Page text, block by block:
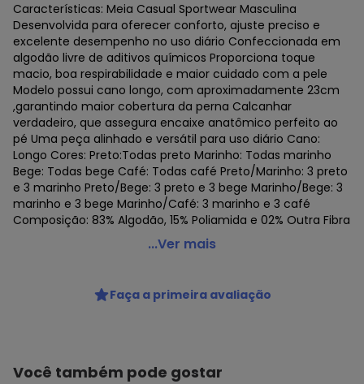
Características: Meia Casual Sportwear Masculina
Desenvolvida para oferecer conforto, ajuste preciso e
excelente desempenho no uso diário Confeccionada em
algodão livre de aditivos químicos Proporciona toque
macio, boa respirabilidade e maior cuidado com a pele
Modelo possui cano longo, com aproximadamente 23cm
,garantindo maior cobertura da perna Calcanhar
verdadeiro, que assegura encaixe anatômico perfeito ao
pé Uma peça alinhado e versátil para uso diário Cano:
Longo Cores: Preto:Todas preto Marinho: Todas marinho
Bege: Todas bege Café: Todas café Preto/Marinho: 3 preto
e 3 marinho Preto/Bege: 3 preto e 3 bege Marinho/Bege: 3
marinho e 3 bege Marinho/Café: 3 marinho e 3 café
Composição: 83% Algodão, 15% Poliamida e 02% Outra Fibra
Lupo - Kit com 6 pares de Meias Casual Lupo 1210-201
Colecao : SOCIAL
...Ver mais
Faça a primeira avaliação
Você também pode gostar